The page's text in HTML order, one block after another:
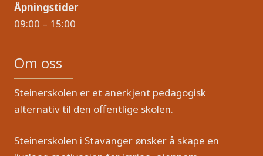
Åpningstider
09:00 – 15:00
Om oss
Steinerskolen er et anerkjent pedagogisk
alternativ til den offentlige skolen.
Steinerskolen i Stavanger ønsker å skape en